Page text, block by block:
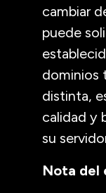
cambiar
puede
dominios
distinta,
calidad y
su
Nota del